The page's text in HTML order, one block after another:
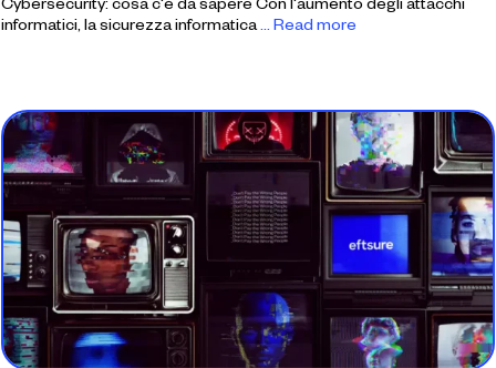
Cybersecurity: cosa c'è da sapere Con l'aumento degli attacchi
informatici, la sicurezza informatica... Read more